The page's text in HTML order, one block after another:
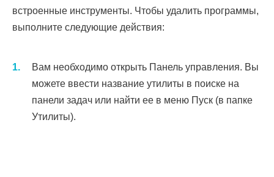
встроенные инструменты. Чтобы удалить программы,
выполните следующие действия:
Вам необходимо открыть Панель управления. Вы
можете ввести название утилиты в поиске на
панели задач или найти ее в меню Пуск (в папке
Утилиты).